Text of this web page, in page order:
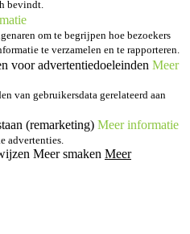
bevindt.
om te begrijpen hoe bezoekers
te verzamelen en te rapporteren.
voor advertentiedoeleinden Meer
van gebruikersdata gerelateerd aan
(remarketing) Meer informatie
advertenties.
Meer smaken Meer